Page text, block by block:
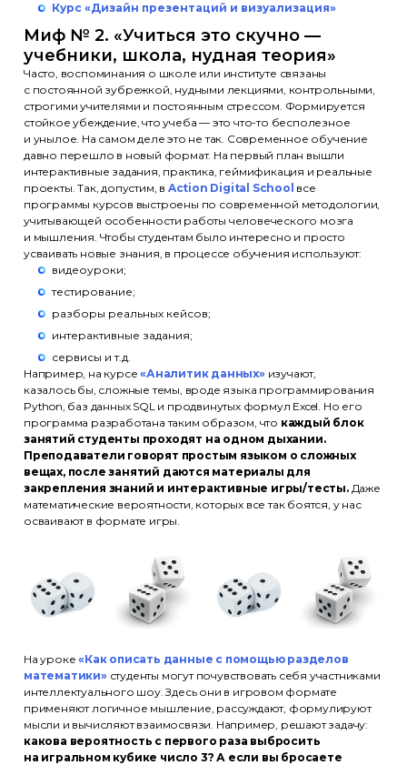
Курс «Дизайн презентаций и визуализация»
Миф № 2. «Учиться это скучно —
учебники, школа, нудная теория»
Часто, воспоминания о школе или институте связаны
с постоянной зубрежкой, нудными лекциями, контрольными,
строгими учителями и постоянным стрессом. Формируется
стойкое убеждение, что учеба — это что-то бесполезное
и унылое. На самом деле это не так. Современное обучение
давно перешло в новый формат. На первый план вышли
интерактивные задания, практика, геймификация и реальные
проекты. Так, допустим, в Action Digital School все
программы курсов выстроены по современной методологии,
учитывающей особенности работы человеческого мозга
и мышления. Чтобы студентам было интересно и просто
усваивать новые знания, в процессе обучения используют:
видеоуроки;
тестирование;
разборы реальных кейсов;
интерактивные задания;
сервисы и т.д.
Например, на курсе«Аналитик данных»изучают,
казалось бы, сложные темы, вроде языка программирования
Python, баз данных SQL и продвинутых формул Excel. Но его
программа разработана таким образом, что каждый блок
занятий студенты проходят на одном дыхании.
Преподаватели говорят простым языком о сложных
вещах, после занятий даются материалы для
закрепления знаний и интерактивные игры/тесты.Даже
математические вероятности, которых все так боятся, у нас
осваивают в формате игры.
На уроке«Как описать данные с помощью разделов
математики»студенты могут почувствовать себя участниками
интеллектуального шоу. Здесь они в игровом формате
применяют логичное мышление, рассуждают, формулируют
мысли и вычисляют взаимосвязи. Например, решают задачу:
какова вероятность с первого раза выбросить
на игральном кубике число 3? А если вы бросаете